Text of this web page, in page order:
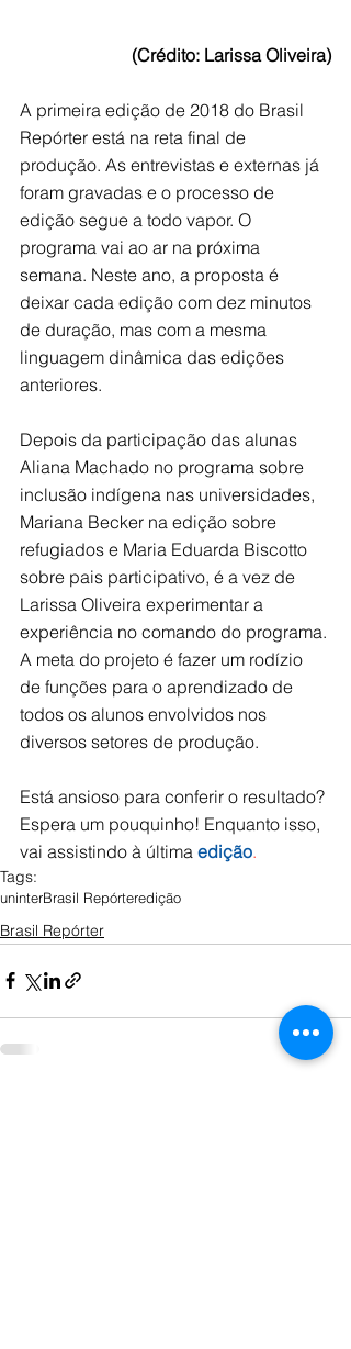
(Crédito: Larissa Oliveira)
A primeira edição de 2018 do Brasil
Repórter está na reta final de
produção. As entrevistas e externas já
foram gravadas e o processo de
edição segue a todo vapor. O
programa vai ao ar na próxima
semana. Neste ano, a proposta é
deixar cada edição com dez minutos
de duração, mas com a mesma
linguagem dinâmica das edições
anteriores.
Depois da participação das alunas
Aliana Machado no programa sobre
inclusão indígena nas universidades,
Mariana Becker na edição sobre
refugiados e Maria Eduarda Biscotto
sobre pais participativo, é a vez de
Larissa Oliveira experimentar a
experiência no comando do programa.
A meta do projeto é fazer um rodízio
de funções para o aprendizado de
todos os alunos envolvidos nos
diversos setores de produção.
Está ansioso para conferir o resultado?
Espera um pouquinho! Enquanto isso,
vai assistindo à última edição.
Tags:
uninterBrasil Repórteredição
Brasil Repórter